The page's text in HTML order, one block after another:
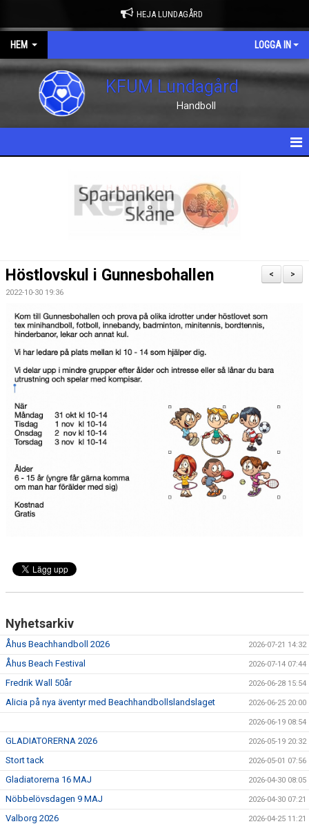
HEJA LUNDAGÅRD
HEM LOGGA IN
KFUM Lundagård
Handboll
KALENDER
BILDGALLERI
DOKUMENT
VÅRA LAG/TRÄNARE
KLUBBSHOP
MATCHER
GUNNESBOHALLEN
>
<
Höstlovskul i Gunnesbohallen
2022-10-30 19:36
Nyhetsarkiv
Åhus Beachhandboll 2026 2026-07-21 14:32
Åhus Beach Festival 2026-07-14 07:44
Fredrik Wall 50år 2026-06-28 15:54
Alicia på nya äventyr med Beachhandbollslandslaget 2026-06-25 20:00
2026-06-19 08:54
GLADIATORERNA 2026 2026-05-19 20:32
Stort tack 2026-05-01 07:56
Gladiatorerna 16 MAJ 2026-04-30 08:05
Nöbbelövsdagen 9 MAJ 2026-04-30 07:21
Valborg 2026 2026-04-25 11:21